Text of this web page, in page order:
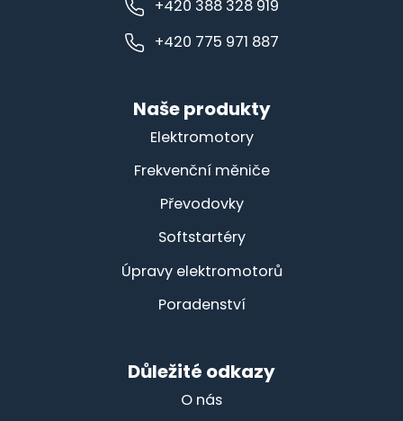
+420 388 328 919
+420 775 971 887
Naše produkty
Elektromotory
Frekvenční měniče
Převodovky
Softstartéry
Úpravy elektromotorů
Poradenství
Důležité odkazy
O nás